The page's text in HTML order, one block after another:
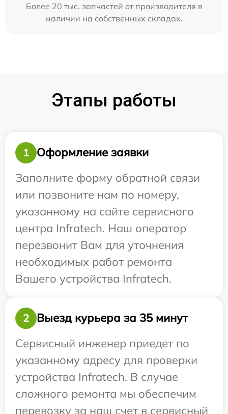
Более 20 тыс. запчастей от производителя в
наличии на собственных складах.
Этапы работы
1
Оформление заявки
Заполните форму обратной связи
или позвоните нам по номеру,
указанному на сайте сервисного
центра Infratech. Наш оператор
перезвонит Вам для уточнения
необходимых работ ремонта
Вашего устройства Infratech.
2
Выезд курьера за 35 минут
Сервисный инженер приедет по
указанному адресу для проверки
устройства Infratech. В случае
сложного ремонта мы обеспечим
перевозку за наш счет в сервисный